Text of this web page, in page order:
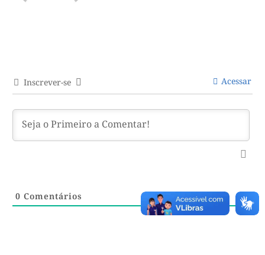
Inscrever-se Acessar
0 Comentários